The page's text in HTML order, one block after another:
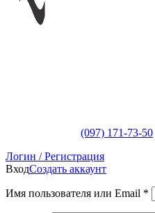
(097) 171-73-50
Логин / Регистрация
ВходСоздать аккаунт
Имя пользователя или Email *